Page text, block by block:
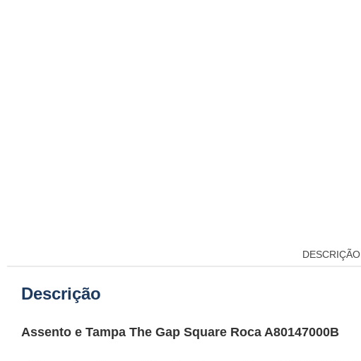
DESCRIÇÃO
Descrição
Assento e Tampa The Gap Square Roca A80147000B